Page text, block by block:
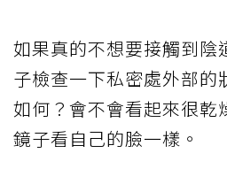
如果真的不想要接觸到陰
子檢查一下私密處外部的
如何？會不會看起來很乾
鏡子看自己的臉一樣。